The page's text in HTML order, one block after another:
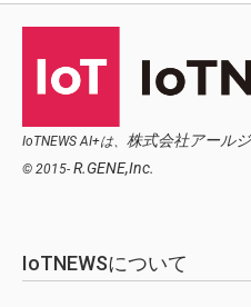
IoTNEWS AI+は、 株式会社アール
© 2015- R.GENE,Inc.
IoTNEWSについて